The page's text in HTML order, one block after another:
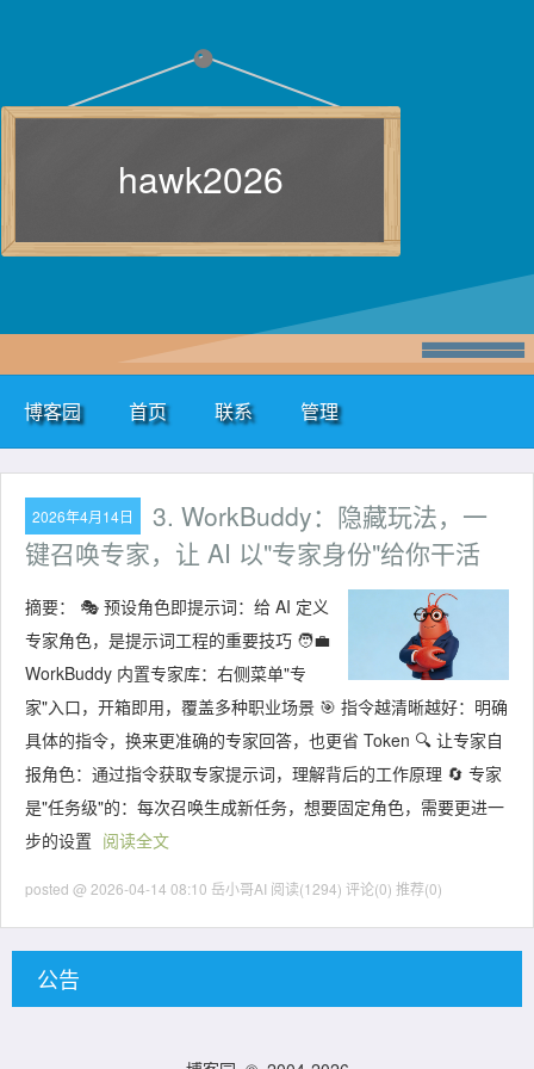
hawk2026
博客园 首页 联系 管理
2026年4月14日
3. WorkBuddy：隐藏玩法，一
键召唤专家，让 AI 以"专家身份"给你干活
摘要： 🎭 预设角色即提示词：给 AI 定义
专家角色，是提示词工程的重要技巧 🧑‍💼
WorkBuddy 内置专家库：右侧菜单"专
家"入口，开箱即用，覆盖多种职业场景 🎯 指令越清晰越好：明确
具体的指令，换来更准确的专家回答，也更省 Token 🔍 让专家自
报角色：通过指令获取专家提示词，理解背后的工作原理 🔄 专家
是"任务级"的：每次召唤生成新任务，想要固定角色，需要更进一
步的设置 阅读全文
posted @ 2026-04-14 08:10 岳小哥AI 阅读(1294) 评论(0) 推荐(0)
公告